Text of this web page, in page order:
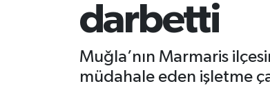
darbetti
Muğla’nın Marmaris
müdahale eden işletme